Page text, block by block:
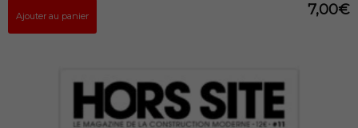
7,00€
Ajouter au panier